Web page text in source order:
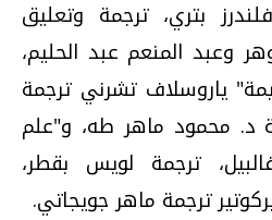
بتري، ترجمة وتعليق
وعبد المنعم عبد الحليم،
ياروسلاف تشرني ترجمة
د. محمود ماهر طه، و"علم
ترجمة لويس بقطر،
ترجمة ماهر جويجاتي.